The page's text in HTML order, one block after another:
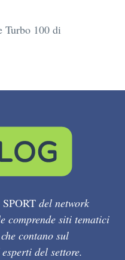
Turbo 100 di
SPORT del network
comprende siti tematici
contano sul
del settore.